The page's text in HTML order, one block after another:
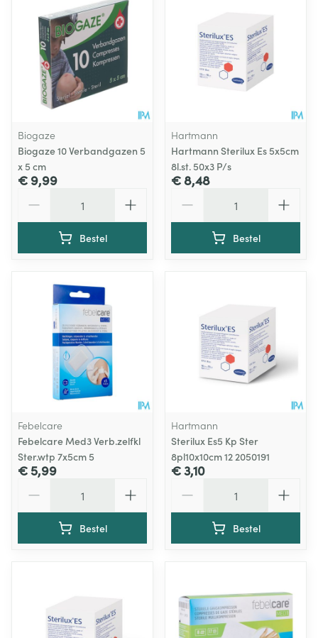
Biogaze
Biogaze 10 Verbandgazen 5
x 5 cm
€ 9,99
Bestel
Hartmann
Hartmann Sterilux Es 5x5cm
8l.st. 50x3 P/s
€ 8,48
Bestel
Febelcare
Febelcare Med3 Verb.zelfkl
Ster.wtp 7x5cm 5
€ 5,99
Bestel
Hartmann
Sterilux Es5 Kp Ster
8pl10x10cm 12 2050191
€ 3,10
Bestel